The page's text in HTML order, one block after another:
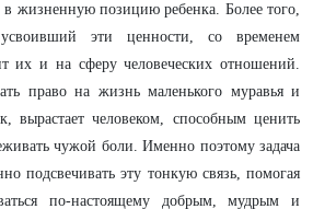
в жизненную позицию ребенка. Более того,
эти ценности, со временем
их и на сферу человеческих отношений.
право на жизнь маленького муравья и
вырастает человеком, способным ценить
чужой боли. Именно поэтому задача
подсвечивать эту тонкую связь, помогая
по-настоящему добрым, мудрым и